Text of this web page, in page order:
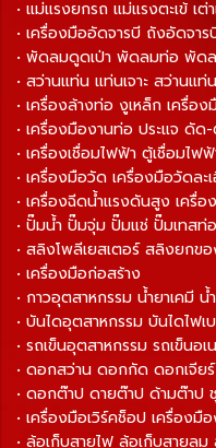
• แม่แรงยกรถ แม่แรงตะเข้ เต่
• เครื่องมืออัดจารบี ถังอัดจา
• พัดลมดูดเป่า พัดลมท่อ พัด
• สว่านแท่น แท่นเจาะ สว่านแท่
• เครื่องล้างท่อ งูเหล็ก เครื่
• เครื่องมืองานท่อ ประแจ ดั
• เครื่องเชื่อมไฟฟ้า ตู้เชื่อมไ
• เครื่องมือวัด เครื่องมือวัดละ
• เครื่องฉีดน้ำแรงดันสูง เครื่
• ปั๊มน้ำ ปั๊มจุ่ม ปั๊มแช่ ปั๊มเทส
• สลิงโพลีเยสเตอร์ สลิงยกข
• เครื่องมือก่อสร้าง
• กาวอุตสาหกรรม น้ำยาเคมี น้
• บันไดอุตสาหกรรม บันไดไฟ
• รถเข็นอุตสาหกรรม รถเข็นอ
• ดอกสว่าน ดอกกัด ดอกเจีย
• ดอกต๊าป ดายต๊าป ด้ามต๊าป
• เครื่องมือเวิร์คช็อป เครื่องมื
• ล้อเก็บสายไฟ ล้อเก็บสายลม